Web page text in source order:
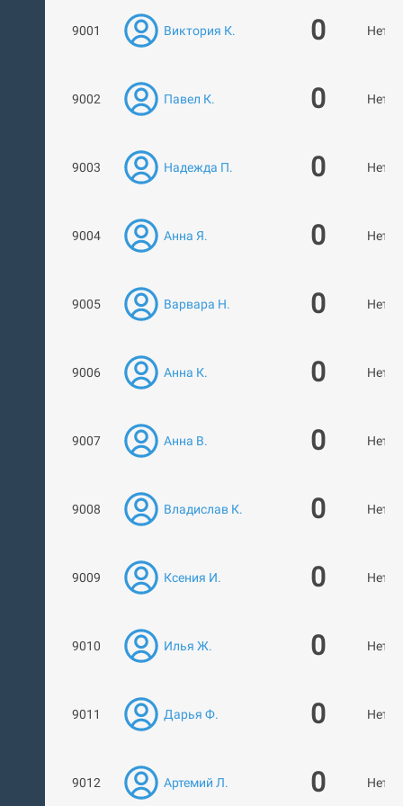
9001 Виктория К. 0 Нет
9002 Павел К. 0 Нет
9003 Надежда П. 0 Нет
9004 Анна Я. 0 Нет
9005 Варвара Н. 0 Нет
9006 Анна К. 0 Нет
9007 Анна В. 0 Нет
9008 Владислав К. 0 Нет
9009 Ксения И. 0 Нет
9010 Илья Ж. 0 Нет
9011 Дарья Ф. 0 Нет
9012 Артемий Л. 0 Нет